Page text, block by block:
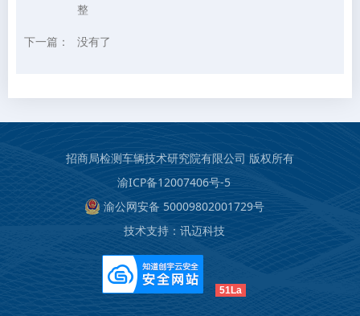
整
下一篇： 没有了
招商局检测车辆技术研究院有限公司 版权所有
渝ICP备12007406号-5
渝公网安备 50009802001729号
技术支持： 讯迈科技
51La